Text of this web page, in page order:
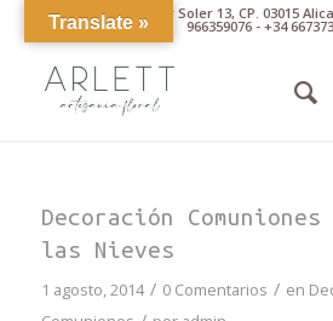
Av. Pintor Xavier Soler 13, CP. 03015
966359076 - +34
Decoración Comuniones
las Nieves
1 agosto, 2014 / 0 Comentarios / en
Translate »